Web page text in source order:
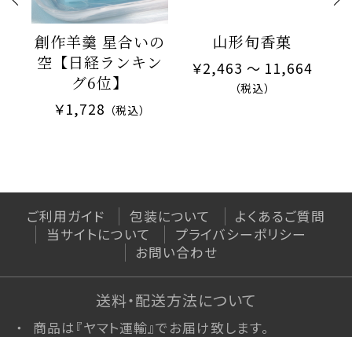
2024/05/04
日経新聞「涼やか透明和菓子ラン
キング」で星合いの空が第6位に選
ばれました
2024/03/01
【ＦＭ放送開始記念キャンペーン
開始】リップルパイがお買い得に！
2024/02/29
【催事情報】2月28日ー3月5日あ
創作羊羹 星合いの
空【日経ランキン
グ6位】
￥1,728 （税込）
山形旬香菓
￥2,463 ～ 11,664
（税込）
ご利用ガイド 包装について
よくあるご質問
当サイトについて
プライバシーポリシー
お問い合わせ
送料・配送方法について
商品は『ヤマト運輸』でお届け致します。